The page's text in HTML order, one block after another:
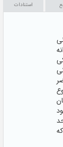
استنادات